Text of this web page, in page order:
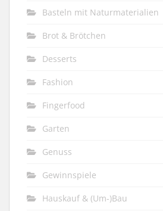
Basteln mit Naturmaterialien
Brot & Brötchen
Desserts
Fashion
Fingerfood
Garten
Genuss
Gewinnspiele
Hauskauf & (Um-)Bau